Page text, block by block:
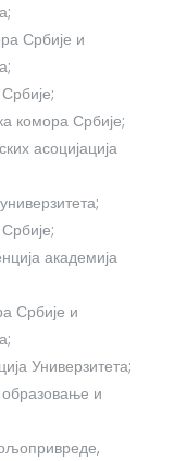
Србије и
комора Србије;
асоцијација
академија
Србије и
Универзитета;
и